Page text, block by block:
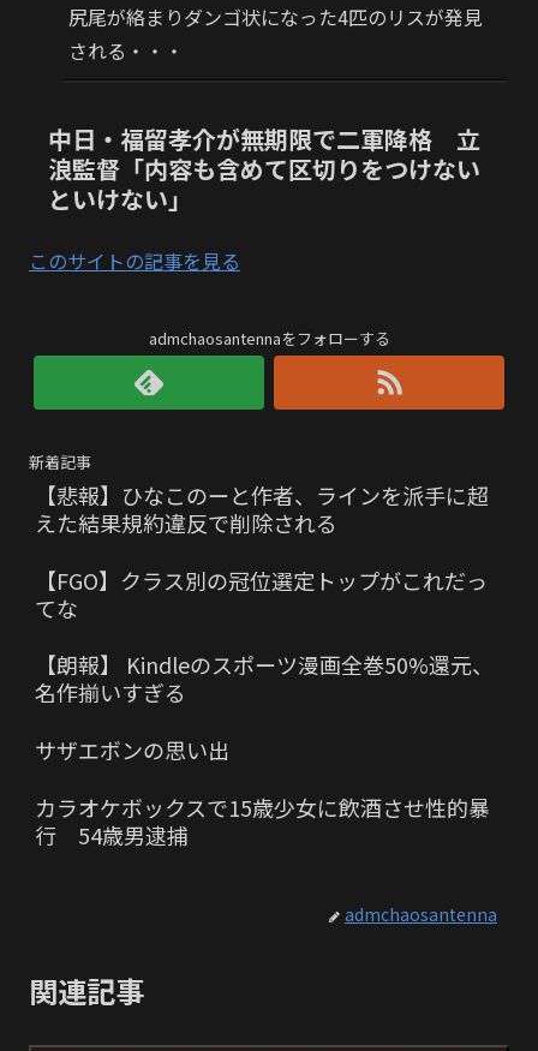
尻尾が絡まりダンゴ状になった4匹のリスが発見
される・・・
中日・福留孝介が無期限で二軍降格 立
浪監督「内容も含めて区切りをつけない
といけない」
このサイトの記事を見る
admchaosantennaをフォローする
新着記事
【悲報】ひなこのーと作者、ラインを派手に超
えた結果規約違反で削除される
【FGO】クラス別の冠位選定トップがこれだっ
てな
【朗報】 Kindleのスポーツ漫画全巻50%還元、
名作揃いすぎる
サザエボンの思い出
カラオケボックスで15歳少女に飲酒させ性的暴
行 54歳男逮捕
admchaosantenna
関連記事